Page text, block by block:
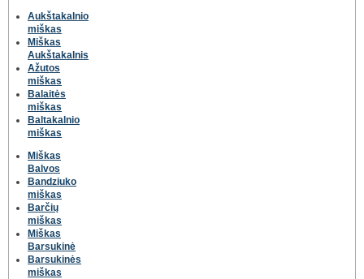
Aukštakalnio
miškas
Miškas
Aukštakalnis
Ažutos
miškas
Balaitės
miškas
Baltakalnio
miškas
Miškas
Balvos
Bandziuko
miškas
Barčių
miškas
Miškas
Barsukinė
Barsukinės
miškas